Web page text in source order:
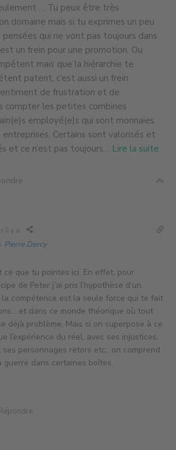
… Tu peux être très
domaine mais si tu exprimes un peu
qui ne vont pas toujours dans
un frein pour une promotion. Ou
mais que la hiérarchie te
patent, c’est aussi un frein
de frustration et de
compter les petites combines
employé(e)s qui sont monnaies
entreprises. Certains sont valorisés et
et ce n’est pas toujours… Lire la suite
il y a
Pierre Dercy
ce que tu pointes ici. En effet, pour
de Peter j’ai pris l’hypothèse d’un
la compétence est la seule force qui te fait
et dans ce monde théorique où tout
déjà problème. Mais si on superpose à ce
l’expérience du réel, avec ses injustices,
ses personnages retors etc.. on comprend
guerre dans certaines boîtes.